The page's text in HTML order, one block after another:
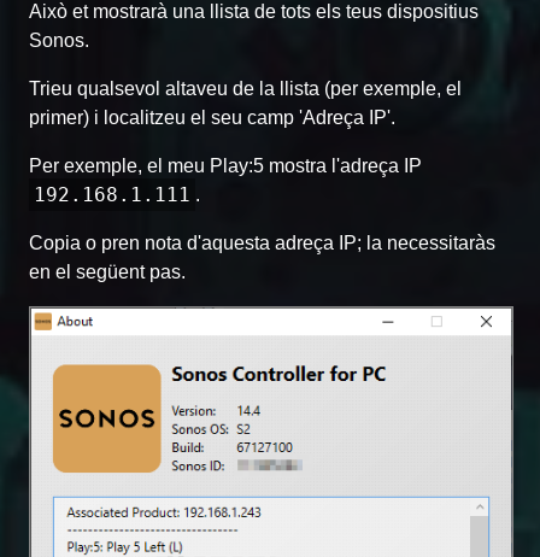
Això et mostrarà una llista de tots els teus dispositius
Sonos.
Trieu qualsevol altaveu de la llista (per exemple, el
primer) i localitzeu el seu camp 'Adreça IP'.
Per exemple, el meu Play:5 mostra l'adreça IP
192.168.1.111 .
Copia o pren nota d'aquesta adreça IP; la necessitaràs
en el següent pas.